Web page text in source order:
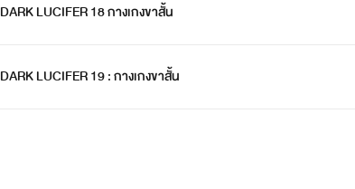
DARK LUCIFER 18 กางเกงขาสั้น
DARK LUCIFER 19 : กางเกงขาสั้น